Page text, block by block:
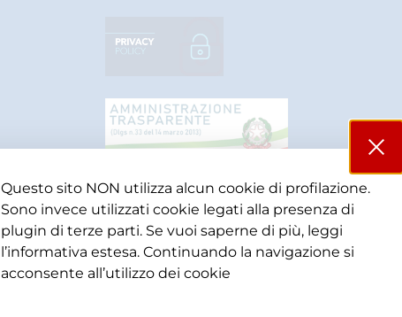
Questo sito NON utilizza alcun cookie di profilazione.
Sono invece utilizzati cookie legati alla presenza di
plugin di terze parti. Se vuoi saperne di più, leggi
l’informativa estesa. Continuando la navigazione si
acconsente all’utilizzo dei cookie​